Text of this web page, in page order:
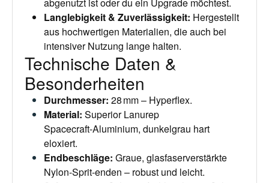
Langlebigkeit & Zuverlässigkeit: Hergestellt
aus hochwertigen Materialien, die auch bei
intensiver Nutzung lange halten.
Technische Daten &
Besonderheiten
Durchmesser: 28 mm – Hyperflex.
Material: Superior Lanurep
Spacecraft‑Aluminium, dunkelgrau hart
eloxiert.
Endbeschläge: Graue, glasfaserverstärkte
Nylon-Sprit‑enden – robust und leicht.